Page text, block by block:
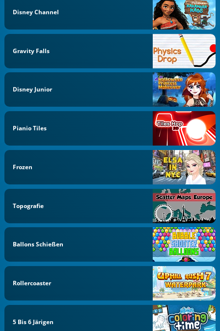
Disney Channel
Gravity Falls
Disney Junior
Pianio Tiles
Frozen
Topografie
Ballons Schießen
Rollercoaster
5 Bis 6 Järigen